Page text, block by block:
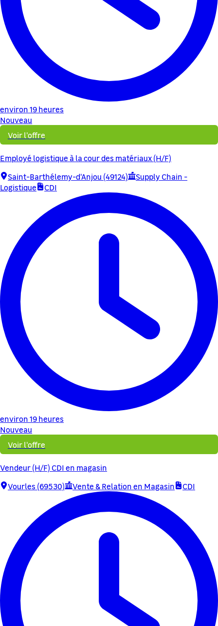
environ 19 heures
Nouveau
Voir l'offre
Employé logistique à la cour des matériaux (H/F)
Saint-Barthélemy-d'Anjou (49124)
Supply Chain -
Logistique
CDI
environ 19 heures
Nouveau
Voir l'offre
Vendeur (H/F) CDI en magasin
Vourles (69530)
Vente & Relation en Magasin CDI